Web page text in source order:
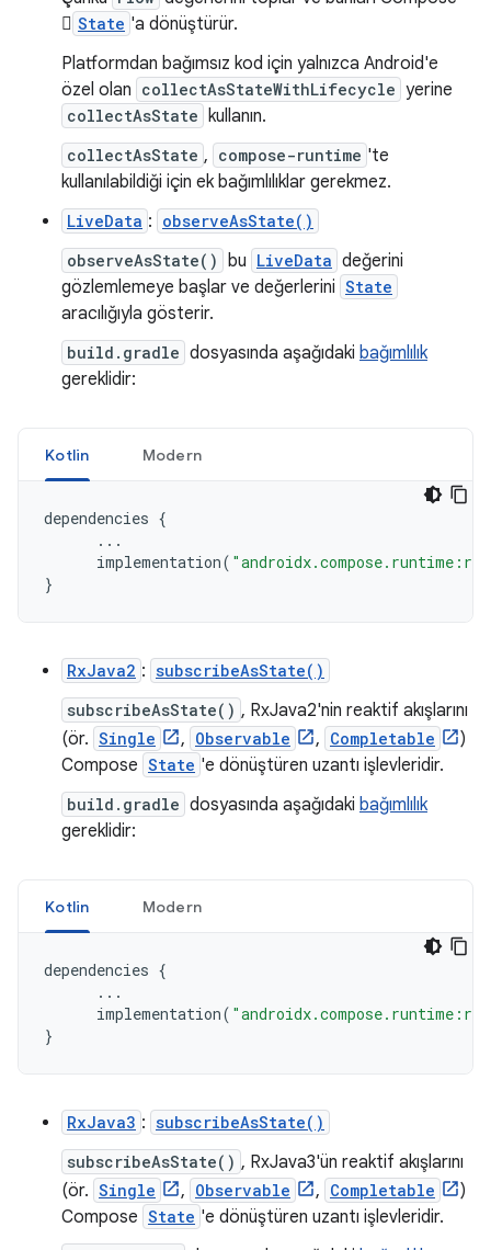
 State 'a dönüştürür.
Platformdan bağımsız kod için yalnızca Android'e
özel olan collectAsStateWithLifecycle yerine
collectAsState kullanın.
collectAsState , compose-runtime 'te
kullanılabildiği için ek bağımlılıklar gerekmez.
LiveData : observeAsState()
observeAsState() bu LiveData değerini
gözlemlemeye başlar ve değerlerini State
aracılığıyla gösterir.
build.gradle dosyasında aşağıdaki bağımlılık
gereklidir:
Kotlin Modern
dependencies {
...
implementation(
}
RxJava2 : subscribeAsState()
subscribeAsState() , RxJava2'nin reaktif akışlarını
(ör. Single , Observable , Completable
)
Compose State 'e dönüştüren uzantı işlevleridir.
build.gradle dosyasında aşağıdaki bağımlılık
gereklidir:
Kotlin Modern
dependencies {
...
implementation(
}
RxJava3 : subscribeAsState()
subscribeAsState() , RxJava3'ün reaktif akışlarını
(ör. Single , Observable , Completable
)
Compose State 'e dönüştüren uzantı işlevleridir.